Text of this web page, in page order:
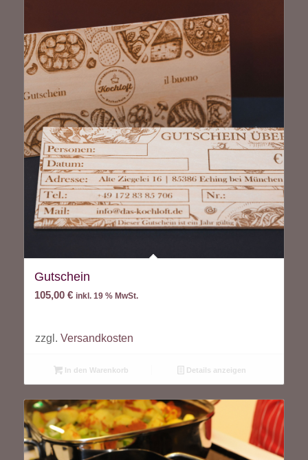
Gutschein
105,00 € inkl. 19 % MwSt.
zzgl. Versandkosten
In den Warenkorb Details anzeigen